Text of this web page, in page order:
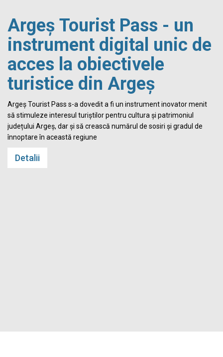
Argeș Tourist Pass - un
instrument digital unic de
acces la obiectivele
turistice din Argeș
Argeș Tourist Pass s-a dovedit a fi un instrument inovator menit
să stimuleze interesul turiștilor pentru cultura și patrimoniul
județului Argeș, dar și să crească numărul de sosiri și gradul de
înnoptare în această regiune
Detalii